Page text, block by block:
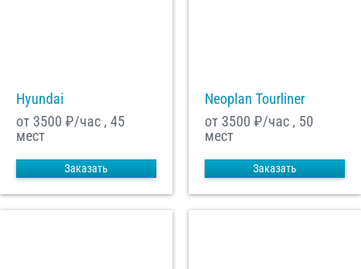
Hyundai
от 3500 ₽/час , 45
мест
Заказать
Neoplan Tourliner
от 3500 ₽/час , 50
мест
Заказать